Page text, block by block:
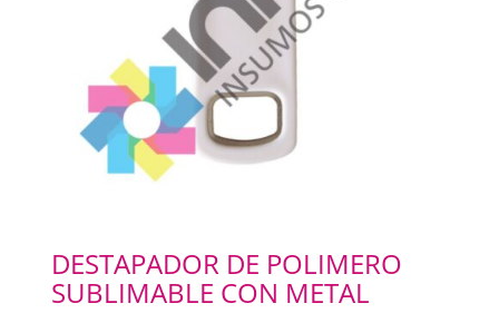
DESTAPADOR DE POLIMERO
SUBLIMABLE CON METAL